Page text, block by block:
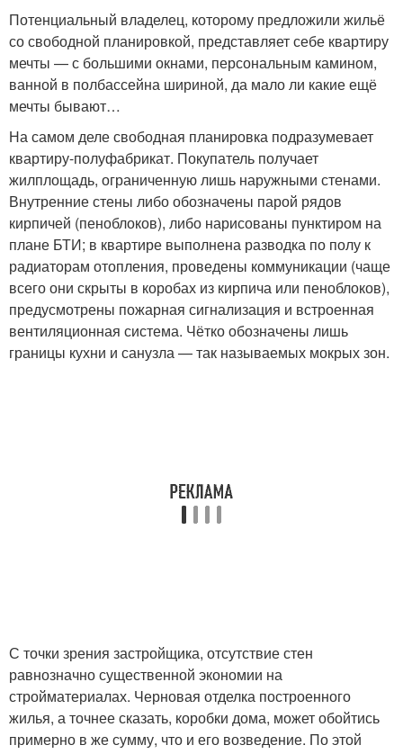
Потенциальный владелец, которому предложили жильё
со свободной планировкой, представляет себе квартиру
мечты — с большими окнами, персональным камином,
ванной в полбассейна шириной, да мало ли какие ещё
мечты бывают…
На самом деле свободная планировка подразумевает
квартиру-полуфабрикат. Покупатель получает
жилплощадь, ограниченную лишь наружными стенами.
Внутренние стены либо обозначены парой рядов
кирпичей (пеноблоков), либо нарисованы пунктиром на
плане БТИ; в квартире выполнена разводка по полу к
радиаторам отопления, проведены коммуникации (чаще
всего они скрыты в коробах из кирпича или пеноблоков),
предусмотрены пожарная сигнализация и встроенная
вентиляционная система. Чётко обозначены лишь
границы кухни и санузла — так называемых мокрых зон.
С точки зрения застройщика, отсутствие стен
равнозначно существенной экономии на
стройматериалах. Черновая отделка построенного
жилья, а точнее сказать, коробки дома, может обойтись
примерно в же сумму, что и его возведение. По этой